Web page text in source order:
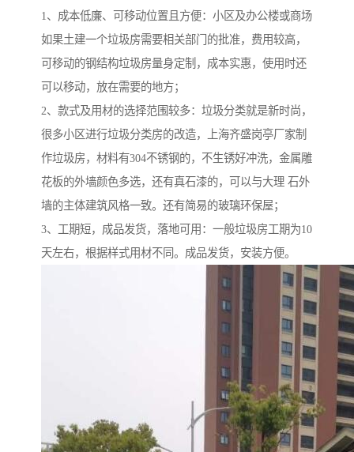
1、成本低廉、可移动位置且方便：小区及办公楼或商场
如果土建一个垃圾房需要相关部门的批准，费用较高，
可移动的钢结构垃圾房量身定制，成本实惠，使用时还
可以移动，放在需要的地方；
2、款式及用材的选择范围较多：垃圾分类就是新时尚，
很多小区进行垃圾分类房的改造，上海齐盛岗亭厂家制
作垃圾房，材料有304不锈钢的，不生锈好冲洗，金属雕
花板的外墙颜色多选，还有真石漆的，可以与大理 石外
墙的主体建筑风格一致。还有简易的玻璃环保屋；
3、工期短，成品发货，落地可用：一般垃圾房工期为10
天左右，根据样式用材不同。成品发货，安装方便。